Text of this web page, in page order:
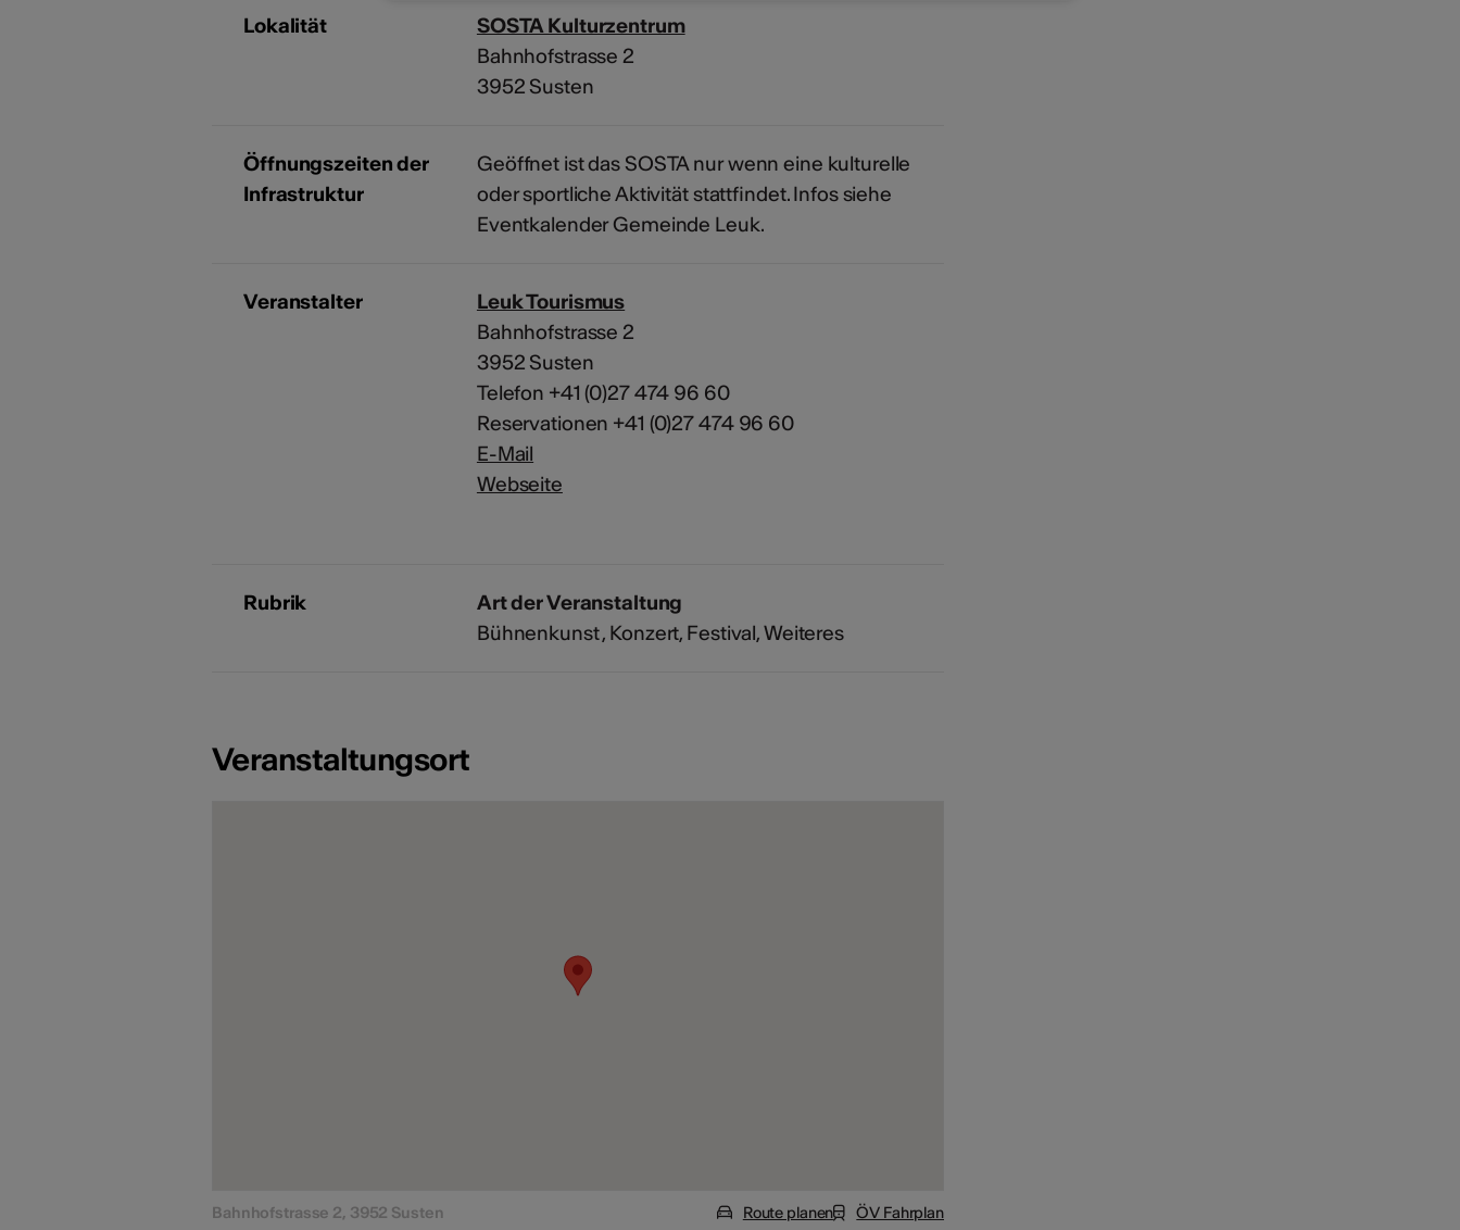
Lokalität
SOSTA Kulturzentrum
Bahnhofstrasse 2
3952 Susten
Öffnungszeiten der
Infrastruktur
Geöffnet ist das SOSTA nur wenn eine kulturelle
oder sportliche Aktivität stattfindet. Infos siehe
Eventkalender Gemeinde Leuk.
Veranstalter
Leuk Tourismus
Bahnhofstrasse 2
3952 Susten
Telefon +41 (0)27 474 96 60
Reservationen +41 (0)27 474 96 60
E-Mail
Webseite
Rubrik
Art der Veranstaltung
Bühnenkunst Konzert Festival Weiteres
Veranstaltungsort
Bahnhofstrasse 2, 3952 Susten Route planen ÖV Fahrplan